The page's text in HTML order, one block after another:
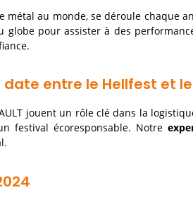
métal au monde, se déroule
pour assister à des
entre le Hellfest et
jouent un rôle clé dans la
festival écoresponsable. Notre